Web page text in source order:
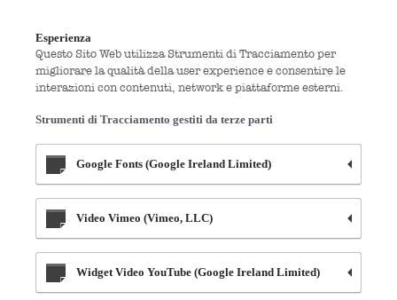
Esperienza
Questo Sito Web utilizza Strumenti di Tracciamento per
migliorare la qualità della user experience e consentire le
interazioni con contenuti, network e piattaforme esterni.
Strumenti di Tracciamento gestiti da terze parti
Google Fonts (Google Ireland Limited)
Video Vimeo (Vimeo, LLC)
Widget Video YouTube (Google Ireland Limited)